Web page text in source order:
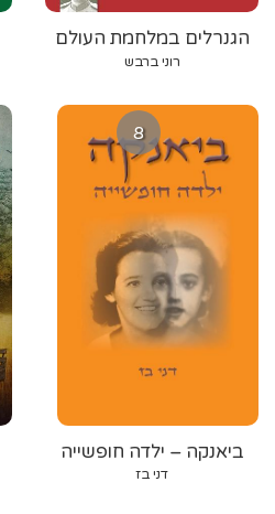
הגנרלים במלחמת העולם
השנייה
רוני ברבש
8
ביאנקה – ילדה חופשייה
דני בז